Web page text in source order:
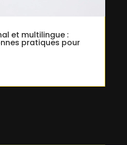
et multilingue :
pratiques pour